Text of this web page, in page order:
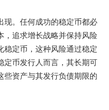
现。任何成功的稳定币都必
，追求增长战略并保持风险
稳定币，这种风险通过稳定
定币发行人而言，其长期可
些资产与其发行负债期限的